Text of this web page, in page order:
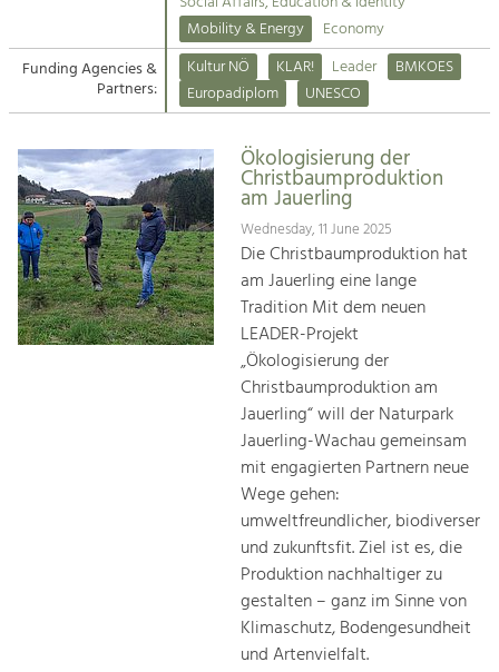
Suche
Impressum
Kontakt
Tourism
Offer Development and Positioning
Art & Culture
Crafts, Science and Research.
Social Affairs, Education
& Identity
Equality, Youth and Integration.
Climate Change, Public Transport and
Increase in Regional Value Added.
Mobility & Energy
Economy
Funding Agencies &
Partners:
Kultur NÖ KLAR! Leader
BMKOES
Europadiplom
UNESCO
Ökologisierung der
Christbaumproduktion
am Jauerling
Wednesday, 11 June 2025
Die Christbaumproduktion hat
am Jauerling eine lange
Tradition Mit dem neuen
LEADER-Projekt
„Ökologisierung der
Christbaumproduktion am
Jauerling“ will der Naturpark
Jauerling-Wachau gemeinsam
mit engagierten Partnern neue
Wege gehen:
umweltfreundlicher, biodiverser
und zukunftsfit. Ziel ist es, die
Produktion nachhaltiger zu
gestalten – ganz im Sinne von
Klimaschutz, Bodengesundheit
und Artenvielfalt.